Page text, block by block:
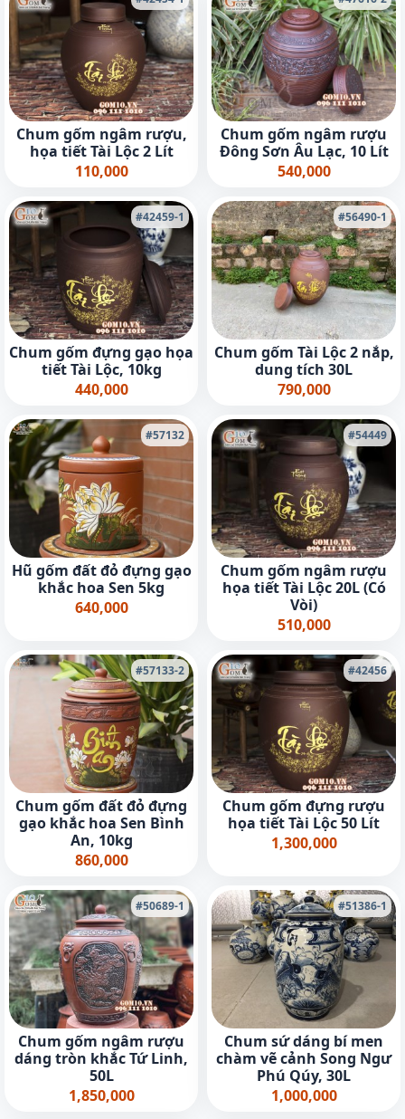
Chum gốm ngâm rượu,
họa tiết Tài Lộc 2 Lít
110,000
Chum gốm ngâm rượu
Đông Sơn Âu Lạc, 10 Lít
540,000
#42459-1
Chum gốm đựng gạo họa
tiết Tài Lộc, 10kg
440,000
#56490-1
Chum gốm Tài Lộc 2 nắp,
dung tích 30L
790,000
#57132
Hũ gốm đất đỏ đựng gạo
khắc hoa Sen 5kg
640,000
#54449
Chum gốm ngâm rượu
họa tiết Tài Lộc 20L (Có
Vòi)
510,000
#57133-2
Chum gốm đất đỏ đựng
gạo khắc hoa Sen Bình
An, 10kg
860,000
#42456
Chum gốm đựng rượu
họa tiết Tài Lộc 50 Lít
1,300,000
#50689-1
Chum gốm ngâm rượu
dáng tròn khắc Tứ Linh,
50L
1,850,000
#51386-1
Chum sứ dáng bí men
chàm vẽ cảnh Song Ngư
Phú Qúy, 30L
1,000,000